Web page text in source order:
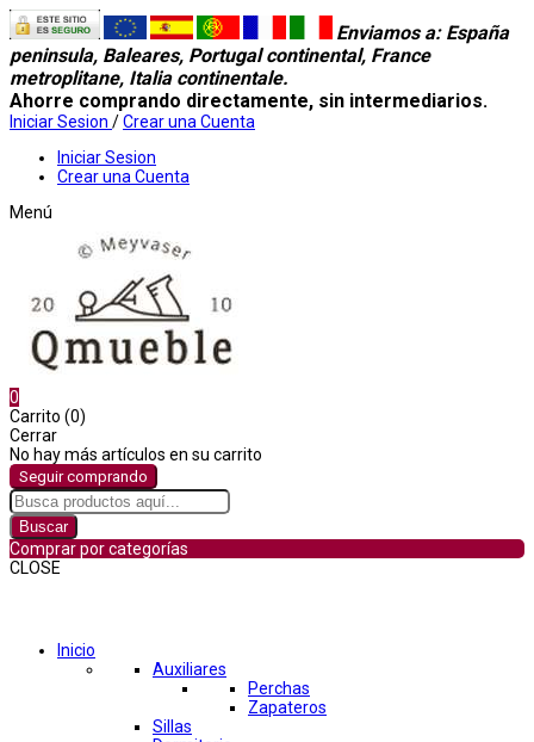
Enviamos a: España
peninsula, Baleares, Portugal continental, France
metroplitane, Italia continentale.
Ahorre comprando directamente, sin intermediarios.
Iniciar Sesion /Crear una Cuenta
Iniciar Sesion
Crear una Cuenta
Menú
0
Carrito (0)
Cerrar
No hay más artículos en su carrito
Seguir comprando
Buscar
Comprar por categorías
CLOSE
Inicio
Auxiliares
Perchas
Zapateros
Sillas